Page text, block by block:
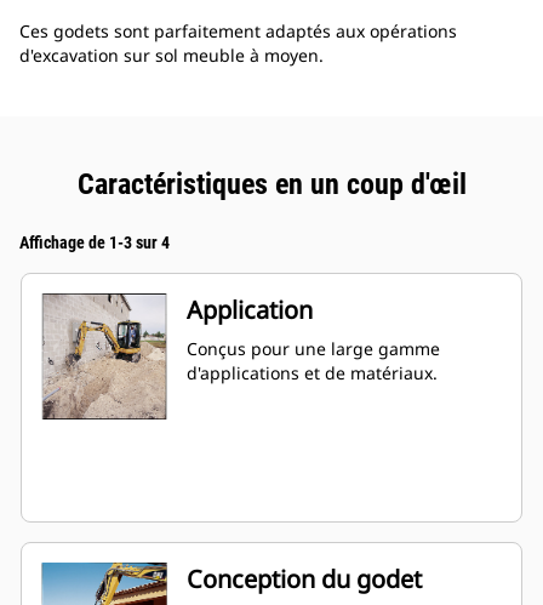
Ces godets sont parfaitement adaptés aux opérations
d'excavation sur sol meuble à moyen.
Caractéristiques en un coup d'œil
Affichage de 1-3 sur 4
Application
Conçus pour une large gamme
d'applications et de matériaux.
Conception du godet